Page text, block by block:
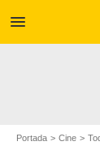
menu
Portada Cine